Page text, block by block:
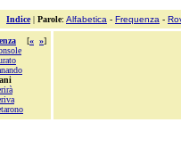
Indice| Parole: Alfabetica - Frequenza -
[« »]